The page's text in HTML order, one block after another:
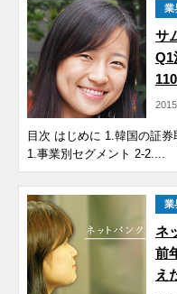
業
サ
Q1
目次 はじめに 1.韓国の証
1.事業別セグメント 2-2....
業
ネ
前
え